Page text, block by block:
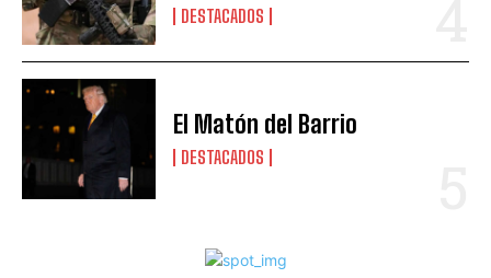
DESTACADOS
El Matón del Barrio
DESTACADOS